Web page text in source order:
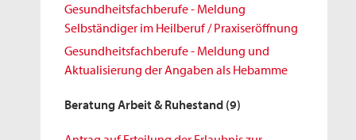
Gesundheitsfachberufe - Meldung
Selbständiger im Heilberuf / Praxiseröffnung
Gesundheitsfachberufe - Meldung und
Aktualisierung der Angaben als Hebamme
Beratung Arbeit & Ruhestand (9)